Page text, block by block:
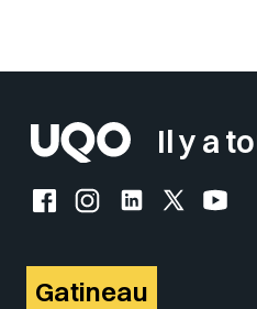
Il y a
Facebook de l'UQO
Instagram de l'UQO
LinkedIn de
X
Gatineau